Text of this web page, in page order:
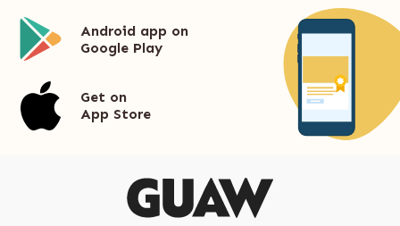
Android app on
Google Play
Get on
App Store